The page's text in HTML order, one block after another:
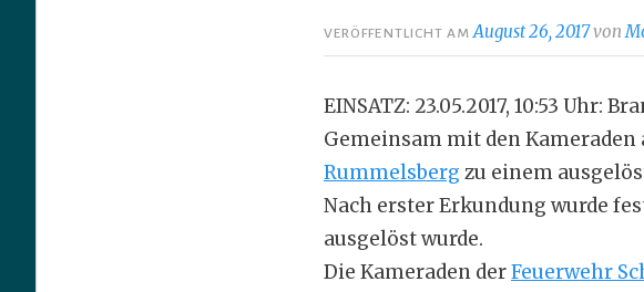
VERÖFFENTLICHT AMAugust 26, 2017von
EINSATZ: 23.05.2017, 10:53 Uhr:
Gemeinsam mit den Kameraden
Rummelsberg zu einem
Nach erster Erkundung wurde
ausgelöst wurde.
Die Kameraden derFeuerwehr